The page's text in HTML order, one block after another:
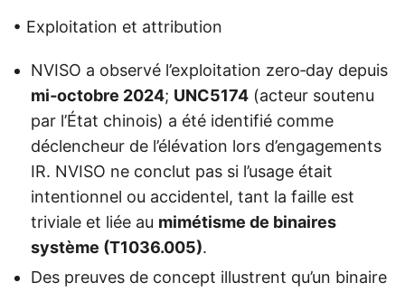
• Exploitation et attribution
NVISO a observé l’exploitation zero‑day depuis
mi‑octobre 2024; UNC5174 (acteur soutenu
par l’État chinois) a été identifié comme
déclencheur de l’élévation lors d’engagements
IR. NVISO ne conclut pas si l’usage était
intentionnel ou accidentel, tant la faille est
triviale et liée au mimétisme de binaires
système (T1036.005).
Des preuves de concept illustrent qu’un binaire